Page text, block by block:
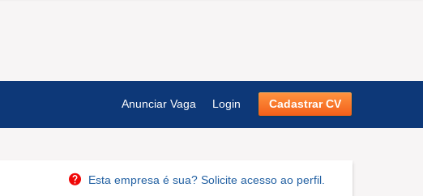
Anunciar Vaga Login Cadastrar CV
Esta empresa é sua? Solicite acesso ao perfil.